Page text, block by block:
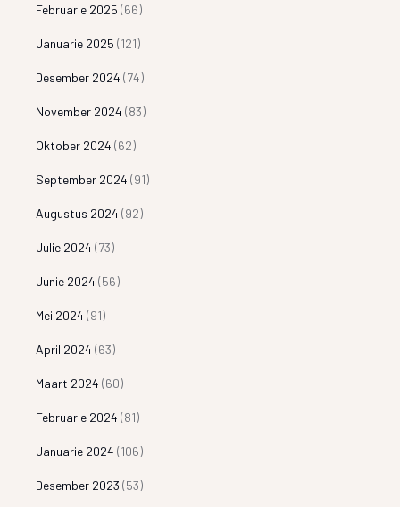
Februarie 2025 (66)
Januarie 2025 (121)
Desember 2024 (74)
November 2024 (83)
Oktober 2024 (62)
September 2024 (91)
Augustus 2024 (92)
Julie 2024 (73)
Junie 2024 (56)
Mei 2024 (91)
April 2024 (63)
Maart 2024 (60)
Februarie 2024 (81)
Januarie 2024 (106)
Desember 2023 (53)